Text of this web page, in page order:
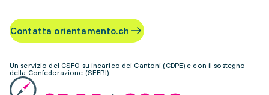
Contatta orientamento.ch
Un servizio del CSFO su incarico dei Cantoni (CDPE) e con il sostegno
della Confederazione (SEFRI)